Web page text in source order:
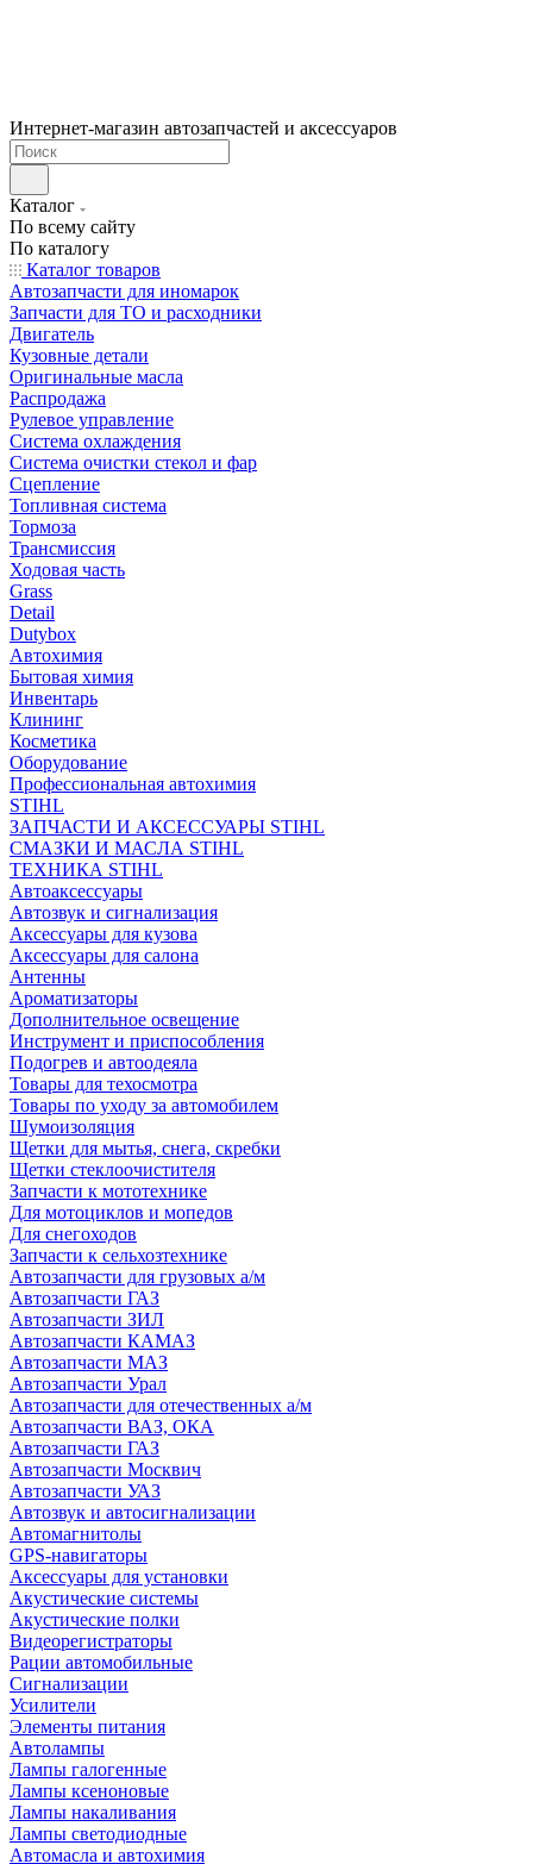
Интернет-магазин автозапчастей и аксессуаров
Каталог
По всему сайту
По каталогу
Каталог товаров
Автозапчасти для иномарок
Запчасти для ТО и расходники
Двигатель
Кузовные детали
Оригинальные масла
Распродажа
Рулевое управление
Система охлаждения
Система очистки стекол и фар
Сцепление
Топливная система
Тормоза
Трансмиссия
Ходовая часть
Grass
Detail
Dutybox
Автохимия
Бытовая химия
Инвентарь
Клининг
Косметика
Оборудование
Профессиональная автохимия
STIHL
ЗАПЧАСТИ И АКСЕССУАРЫ STIHL
СМАЗКИ И МАСЛА STIHL
ТЕХНИКА STIHL
Автоаксессуары
Автозвук и сигнализация
Аксессуары для кузова
Аксессуары для салона
Антенны
Ароматизаторы
Дополнительное освещение
Инструмент и приспособления
Подогрев и автоодеяла
Товары для техосмотра
Товары по уходу за автомобилем
Шумоизоляция
Щетки для мытья, снега, скребки
Щетки стеклоочистителя
Запчасти к мототехнике
Для мотоциклов и мопедов
Для снегоходов
Запчасти к сельхозтехнике
Автозапчасти для грузовых а/м
Автозапчасти ГАЗ
Автозапчасти ЗИЛ
Автозапчасти КАМАЗ
Автозапчасти МАЗ
Автозапчасти Урал
Автозапчасти для отечественных а/м
Автозапчасти ВАЗ, ОКА
Автозапчасти ГАЗ
Автозапчасти Москвич
Автозапчасти УАЗ
Автозвук и автосигнализации
Автомагнитолы
GPS-навигаторы
Аксессуары для установки
Акустические системы
Акустические полки
Видеорегистраторы
Рации автомобильные
Сигнализации
Усилители
Элементы питания
Автолампы
Лампы галогенные
Лампы ксеноновые
Лампы накаливания
Лампы светодиодные
Автомасла и автохимия